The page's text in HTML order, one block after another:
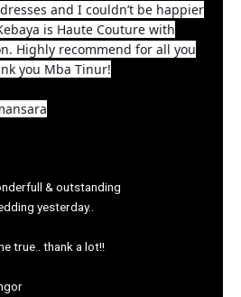
dresses and I couldn’t be happier
is Haute Couture with
Highly recommend for all you
you Mba Tinur!
& outstanding
yesterday..
true.. thank a lot!!